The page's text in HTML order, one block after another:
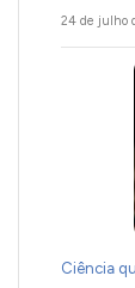
24 de julho
Ciência